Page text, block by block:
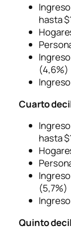
hasta
(4,6%)
Cuarto
hasta
(5,7%)
Quinto decil